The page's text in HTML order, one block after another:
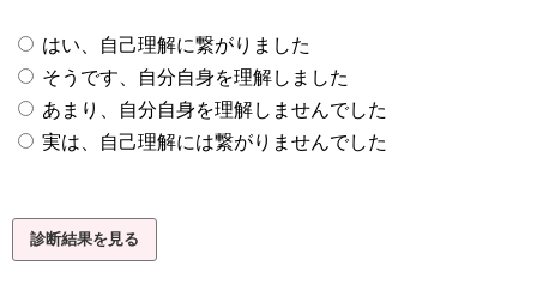
はい、自己理解に繋がりました
そうです、自分自身を理解しました
あまり、自分自身を理解しませんでした
実は、自己理解には繋がりませんでした
診断結果を見る